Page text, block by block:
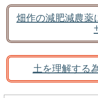
畑作の減肥減農薬
土を理解する